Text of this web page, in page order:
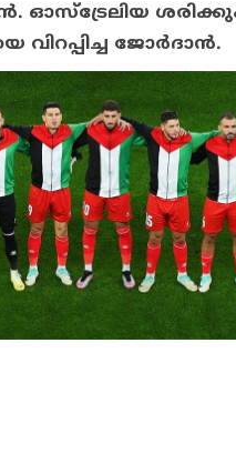
ഓസ്‌ട്രേലിയ
വിറപ്പിച്ച ജോര്‍ദാന്‍.